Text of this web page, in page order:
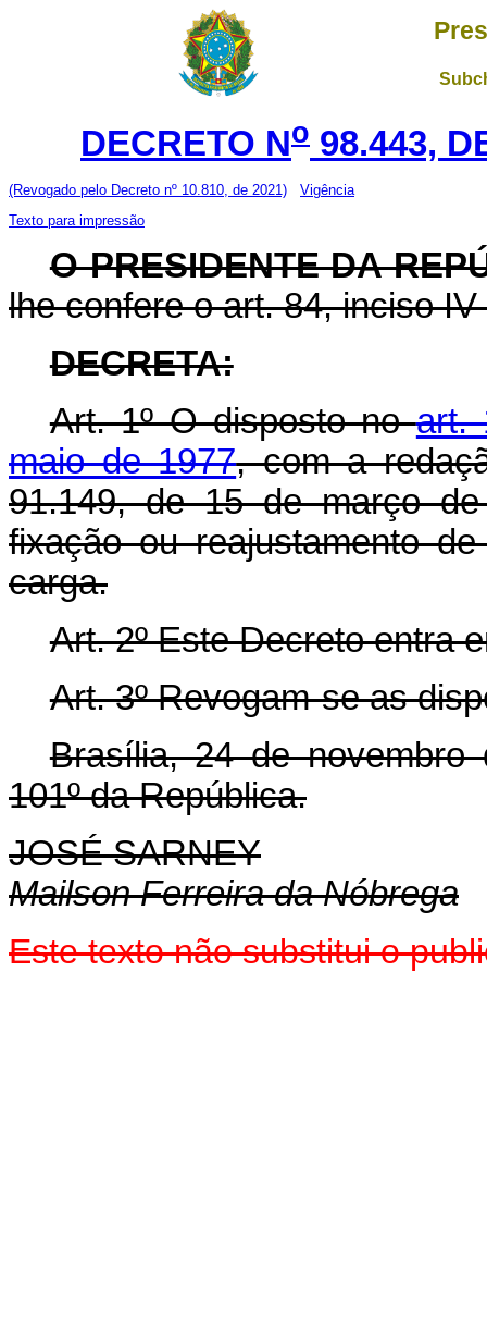
DECRETO No 98.443,
(Revogado pelo Decreto nº 10.810, de 2021)
Vigência
Texto para impressão
O PRESIDENTE DA
lhe confere o art. 84, inciso
DECRETA:
Art. 1º O disposto noart.
maio de 1977, com a
91.149, de 15 de março
fixação ou reajustamento
carga.
Art. 2º Este Decreto entra
Art. 3º Revogam-se as
Brasília, 24 de novembro
101º da República.
JOSÉ SARNEY
Mailson Ferreira da Nóbrega
Este texto não substitui o